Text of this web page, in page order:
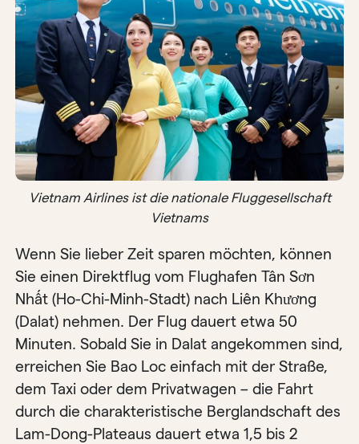
Vietnam Airlines ist die nationale Fluggesellschaft
Vietnams
Wenn Sie lieber Zeit sparen möchten, können
Sie einen Direktflug vom Flughafen Tân Sơn
Nhất (Ho-Chi-Minh-Stadt) nach Liên Khương
(Dalat) nehmen. Der Flug dauert etwa 50
Minuten. Sobald Sie in Dalat angekommen sind,
erreichen Sie Bao Loc einfach mit der Straße,
dem Taxi oder dem Privatwagen – die Fahrt
durch die charakteristische Berglandschaft des
Lam-Dong-Plateaus dauert etwa 1,5 bis 2